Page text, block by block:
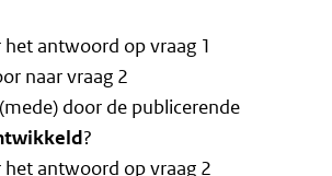
het antwoord op vraag 1
naar vraag 2
door de publicerende
?
het antwoord op vraag 2